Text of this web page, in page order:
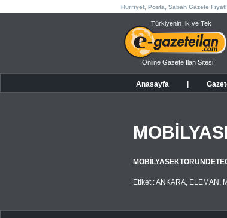
Hürriyet, Posta, Sabah Gazete
Türkiyenin İlk ve Tek
Online Gazete İlan Sitesi
Anasayfa
Etiket :ANKARA, ELEMAN ,